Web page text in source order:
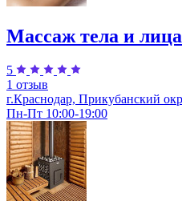
Массаж тела и
5
1 отзыв
г.Краснодар, Прикубанский
Пн-Пт 10:00-19:00